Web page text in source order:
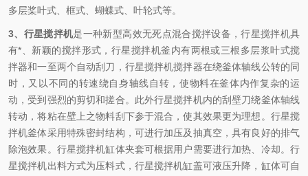
多层桨叶式、框式、蝴蝶式、叶轮式等。
3、 行星搅拌机是一种新型高效无死点混合搅拌设备，行星搅拌机具
有*、新颖的搅拌形式，行星搅拌机釜内有两根或三根多层浆叶式搅
拌器和一至两个自动刮刀，行星搅拌机搅拌器在绕釜体轴线公转的同
时，又以不同的转速绕自身轴线自转，使物料在釜体内作复杂的运
动，受到强烈的剪切和搓合。此外行星搅拌机内的刮壁刀绕釜体轴线
转动，将粘在壁上之物料刮下参于混合，使其效果更为理想。行星搅
拌机釜体采用特殊密封结构，可进行加压及抽真空，具有良好的排气
除泡效果。行星搅拌机缸体夹套可根据用户需要进行加热、冷却。行
星搅拌机出料方式为压料式，行星搅拌机缸盖可液压升降，缸体可自